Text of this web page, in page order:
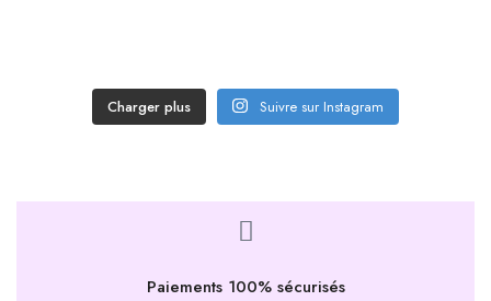
Charger plus Suivre sur Instagram
Paiements 100% sécurisés